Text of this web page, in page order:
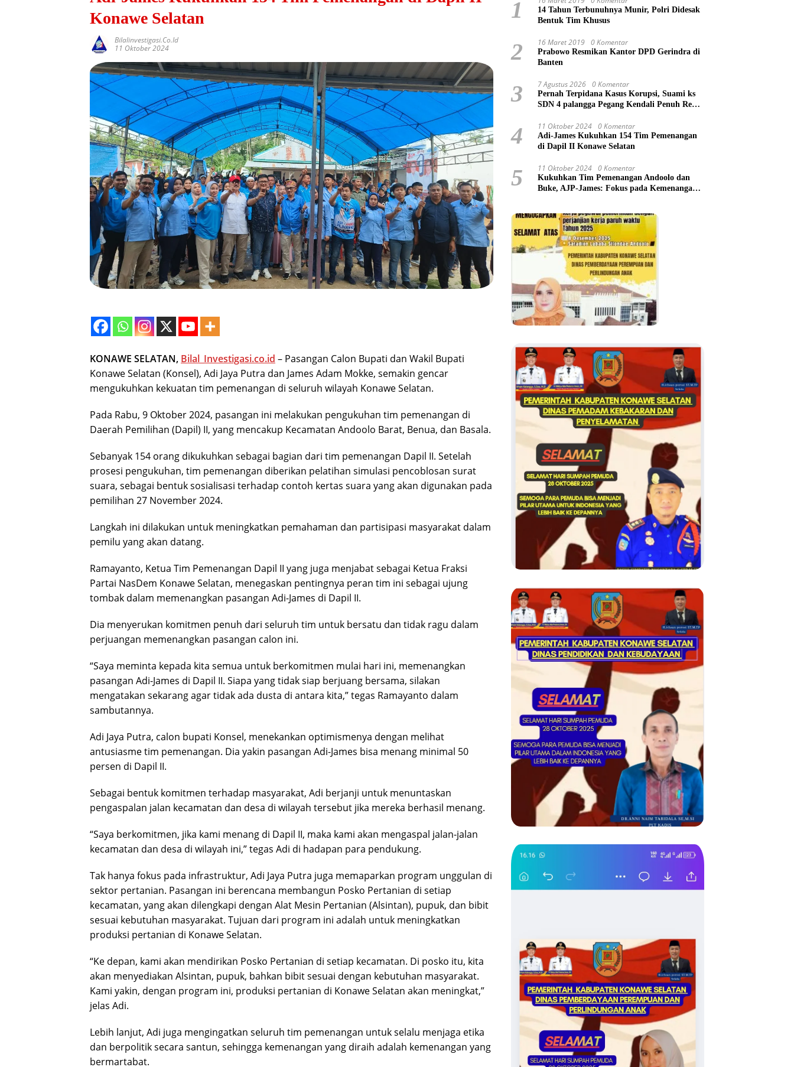
Konawe Selatan
Bilalinvestigasi.co.id
11 Oktober 2024
KONAWE SELATAN, Bilal_Investigasi.co.id – Pasangan Calon Bupati dan Wakil Bupati
Konawe Selatan (Konsel), Adi Jaya Putra dan James Adam Mokke, semakin gencar
mengukuhkan kekuatan tim pemenangan di seluruh wilayah Konawe Selatan.
Pada Rabu, 9 Oktober 2024, pasangan ini melakukan pengukuhan tim pemenangan di
Daerah Pemilihan (Dapil) II, yang mencakup Kecamatan Andoolo Barat, Benua, dan Basala.
Sebanyak 154 orang dikukuhkan sebagai bagian dari tim pemenangan Dapil II. Setelah
prosesi pengukuhan, tim pemenangan diberikan pelatihan simulasi pencoblosan surat
suara, sebagai bentuk sosialisasi terhadap contoh kertas suara yang akan digunakan pada
pemilihan 27 November 2024.
Langkah ini dilakukan untuk meningkatkan pemahaman dan partisipasi masyarakat dalam
pemilu yang akan datang.
Ramayanto, Ketua Tim Pemenangan Dapil II yang juga menjabat sebagai Ketua Fraksi
Partai NasDem Konawe Selatan, menegaskan pentingnya peran tim ini sebagai ujung
tombak dalam memenangkan pasangan Adi-James di Dapil II.
Dia menyerukan komitmen penuh dari seluruh tim untuk bersatu dan tidak ragu dalam
perjuangan memenangkan pasangan calon ini.
“Saya meminta kepada kita semua untuk berkomitmen mulai hari ini, memenangkan
pasangan Adi-James di Dapil II. Siapa yang tidak siap berjuang bersama, silakan
mengatakan sekarang agar tidak ada dusta di antara kita,” tegas Ramayanto dalam
sambutannya.
Adi Jaya Putra, calon bupati Konsel, menekankan optimismenya dengan melihat
antusiasme tim pemenangan. Dia yakin pasangan Adi-James bisa menang minimal 50
persen di Dapil II.
Sebagai bentuk komitmen terhadap masyarakat, Adi berjanji untuk menuntaskan
pengaspalan jalan kecamatan dan desa di wilayah tersebut jika mereka berhasil menang.
“Saya berkomitmen, jika kami menang di Dapil II, maka kami akan mengaspal jalan-jalan
kecamatan dan desa di wilayah ini,” tegas Adi di hadapan para pendukung.
Tak hanya fokus pada infrastruktur, Adi Jaya Putra juga memaparkan program unggulan di
sektor pertanian. Pasangan ini berencana membangun Posko Pertanian di setiap
kecamatan, yang akan dilengkapi dengan Alat Mesin Pertanian (Alsintan), pupuk, dan bibit
sesuai kebutuhan masyarakat. Tujuan dari program ini adalah untuk meningkatkan
produksi pertanian di Konawe Selatan.
“Ke depan, kami akan mendirikan Posko Pertanian di setiap kecamatan. Di posko itu, kita
akan menyediakan Alsintan, pupuk, bahkan bibit sesuai dengan kebutuhan masyarakat.
Kami yakin, dengan program ini, produksi pertanian di Konawe Selatan akan meningkat,”
jelas Adi.
Lebih lanjut, Adi juga mengingatkan seluruh tim pemenangan untuk selalu menjaga etika
dan berpolitik secara santun, sehingga kemenangan yang diraih adalah kemenangan yang
bermartabat.
1
14 Tahun Terbunuhnya Munir, Polri Didesak
Bentuk Tim Khusus
2 16 Maret 2019 0 Komentar
Prabowo Resmikan Kantor DPD Gerindra di
Banten
3 7 Agustus 2026 0 Komentar
Pernah Terpidana Kasus Korupsi, Suami ks
SDN 4 palangga Pegang Kendali Penuh Revit
Pelaporan
4 11 Oktober 2024 0 Komentar
Adi-James Kukuhkan 154 Tim Pemenangan
di Dapil II Konawe Selatan
5 11 Oktober 2024 0 Komentar
Kukuhkan Tim Pemenangan Andoolo dan
Buke, AJP-James: Fokus pada Kemenangan